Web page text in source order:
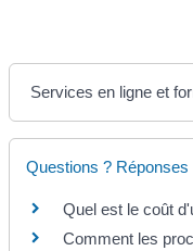
Services en ligne et
Questions ? Réponses
Quel est le coût
Comment les